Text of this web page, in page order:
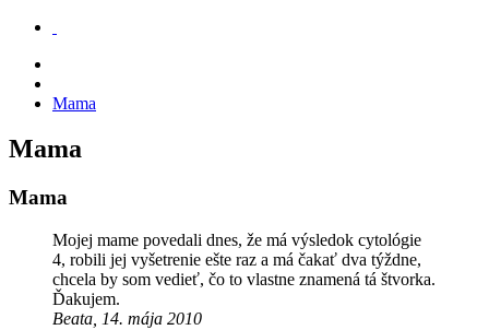
Mama
Mama
Mama
Mojej mame povedali dnes, že má výsledok cytológie
4, robili jej vyšetrenie ešte raz a má čakať dva týždne,
chcela by som vedieť, čo to vlastne znamená tá štvorka.
Ďakujem.
Beata, 14. mája 2010